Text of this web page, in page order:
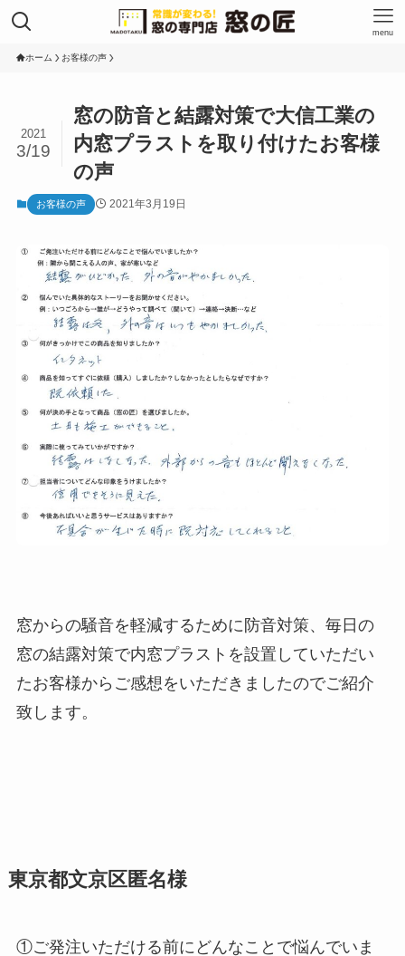
menu
ホーム お客様の声
窓の防音と結露対策で大信工業の
内窓プラストを取り付けたお客様
の声
2021
3/19
お客様の声 2021年3月19日
窓からの騒音を軽減するために防音対策、毎日の
窓の結露対策で内窓プラストを設置していただい
たお客様からご感想をいただきましたのでご紹介
致します。
東京都文京区匿名様
①ご発注いただける前にどんなことで悩んでいま